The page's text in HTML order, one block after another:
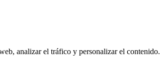
analizar el tráfico y personalizar el contenido.